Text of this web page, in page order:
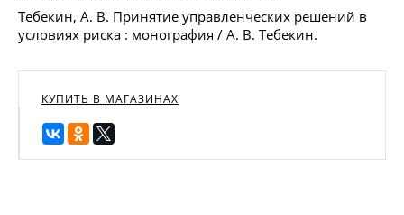
Тебекин, А. В. Принятие управленческих решений в
условиях риска : монография / А. В. Тебекин.
КУПИТЬ В МАГАЗИНАХ